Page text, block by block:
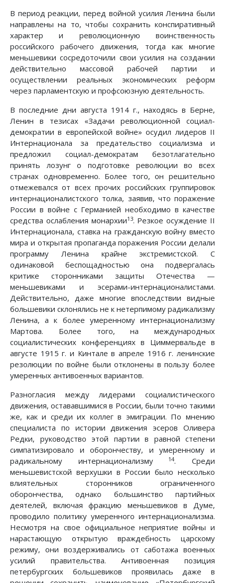
В период реакции, перед войной усилия Ленина были
направлены на то, чтобы сохранить конспиративный
характер и революционную воинственность
российского рабочего движения, тогда как многие
меньшевики сосредоточили свои усилия на создании
действительно массовой рабочей партии и
осуществлении реальных экономических реформ
через парламентскую и профсоюзную деятельность.
В последние дни августа 1914 г., находясь в Берне,
Ленин в тезисах «Задачи революционной социал-
демократии в европейской войне» осудил лидеров II
Интернационала за предательство социализма и
предложил социал-демократам безотлагательно
принять лозунг о подготовке революции во всех
странах одновременно. Более того, он решительно
отмежевался от всех прочих российских группировок
интернационалистского толка, заявив, что поражение
России в войне с Германией необходимо в качестве
средства ослабления монархии13. Резкое осуждение II
Интернационала, ставка на гражданскую войну вместо
мира и открытая пропаганда поражения России делали
программу Ленина крайне экстремистской. С
одинаковой беспощадностью она подвергалась
критике сторонниками защиты Отечества —
меньшевиками и эсерами-интернационалистами.
Действительно, даже многие впоследствии видные
большевики склонялись не к нетерпимому радикализму
Ленина, а к более умеренному интернационализму
Мартова. Более того, на международных
социалистических конференциях в Циммервальде в
августе 1915 г. и Кинтале в апреле 1916 г. ленинские
резолюции по войне были отклонены в пользу более
умеренных антивоенных вариантов.
Разногласия между лидерами социалистического
движения, остававшимися в России, были точно такими
же, как и среди их коллег в эмиграции. По мнению
специалиста по истории движения эсеров Оливера
Редки, руководство этой партии в равной степени
симпатизировало и оборончеству, и умеренному и
радикальному интернационализму14. Среди
меньшевистской верхушки в России было несколько
влиятельных сторонников ограниченного
оборончества, однако большинство партийных
деятелей, включая фракцию меньшевиков в Думе,
проводило политику умеренного интернационализма.
Несмотря на свое официальное неприятие войны и
нарастающую открытую враждебность царскому
режиму, они воздерживались от саботажа военных
усилий правительства. Антивоенная позиция
петербургских большевиков проявилась даже в